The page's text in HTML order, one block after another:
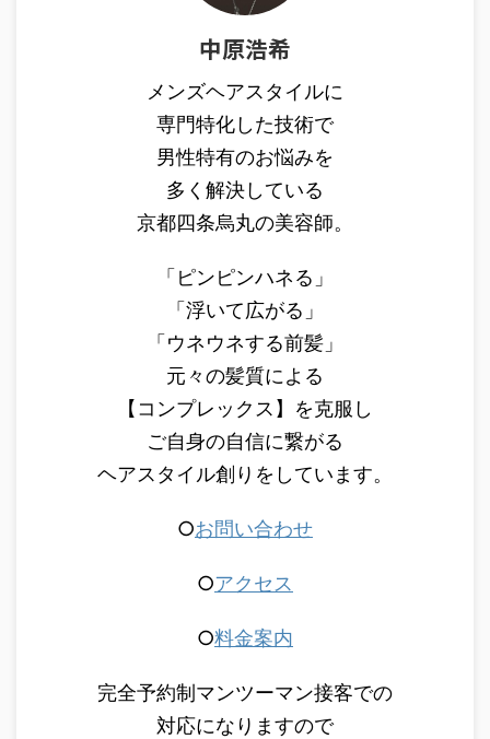
中原浩希
メンズヘアスタイルに
専門特化した技術で
男性特有のお悩みを
多く解決している
京都四条烏丸の美容師。
「ピンピンハネる」
「浮いて広がる」
「ウネウネする前髪」
元々の髪質による
【コンプレックス】を克服し
ご自身の自信に繋がる
ヘアスタイル創りをしています。
○お問い合わせ
○アクセス
○料金案内
完全予約制マンツーマン接客での
対応になりますので